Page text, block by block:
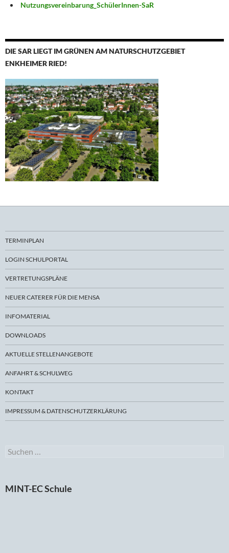
Nutzungsvereinbarung_SchülerInnen-SaR
DIE SAR LIEGT IM GRÜNEN AM NATURSCHUTZGEBIET
ENKHEIMER RIED!
TERMINPLAN
LOGIN SCHULPORTAL
VERTRETUNGSPLÄNE
NEUER CATERER FÜR DIE MENSA
INFOMATERIAL
DOWNLOADS
AKTUELLE STELLENANGEBOTE
ANFAHRT & SCHULWEG
KONTAKT
IMPRESSUM & DATENSCHUTZERKLÄRUNG
Suchen
MINT-EC Schule